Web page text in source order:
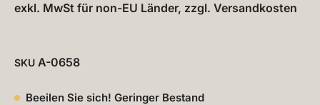
exkl. MwSt für non-EU Länder, zzgl. Versandkosten
SKU A-0658
Beeilen Sie sich! Geringer Bestand